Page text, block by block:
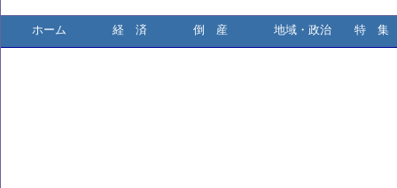
ホーム 経 済 倒 産 地域・政治 特 集